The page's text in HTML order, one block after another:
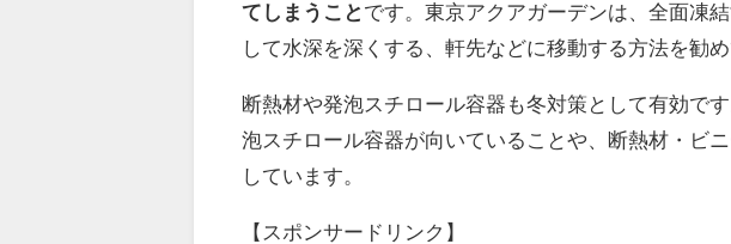
てしまうこと です。東京アクアガーデンは、全面凍
して水深を深くする、軒先などに移動する方法を勧め
断熱材や発泡スチロール容器も冬対策として有効で
泡スチロール容器が向いていることや、断熱材・ビ
しています。
【スポンサードリンク】